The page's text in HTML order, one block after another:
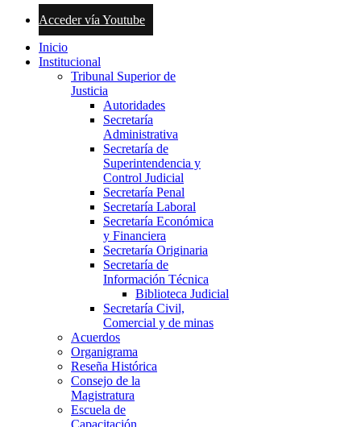
Acceder vía Youtube
Inicio
Institucional
Tribunal Superior de
Justicia
Autoridades
Secretaría
Administrativa
Secretaría de
Superintendencia y
Control Judicial
Secretaría Penal
Secretaría Laboral
Secretaría Económica
y Financiera
Secretaría Originaria
Secretaría de
Información Técnica
Biblioteca Judicial
Secretaría Civil,
Comercial y de minas
Acuerdos
Organigrama
Reseña Histórica
Consejo de la
Magistratura
Escuela de
Capacitación